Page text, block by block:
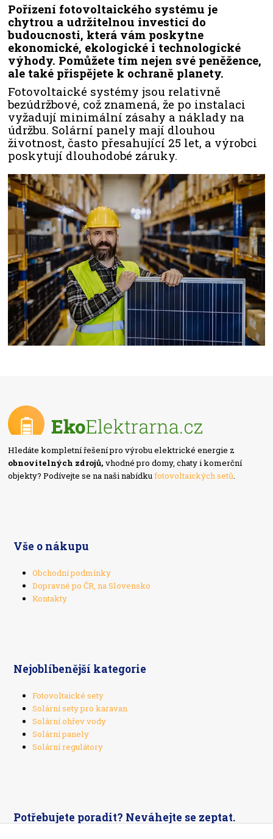
Pořízení fotovoltaického systému je
chytrou a udržitelnou investicí do
budoucnosti, která vám poskytne
ekonomické, ekologické i technologické
výhody. Pomůžete tím nejen své peněžence,
ale také přispějete k ochraně planety.
Fotovoltaické systémy jsou relativně
bezúdržbové, což znamená, že po instalaci
vyžadují minimální zásahy a náklady na
údržbu. Solární panely mají dlouhou
životnost, často přesahující 25 let, a výrobci
poskytují dlouhodobé záruky.
Hledáte kompletní řešení pro výrobu elektrické energie z
obnovitelných zdrojů, vhodné pro domy, chaty i komerční
objekty? Podívejte se na naši nabídkufotovoltaických setů.
Vše o nákupu
Obchodní podmínky
Dopravné po ČR, na Slovensko
Kontakty
Nejoblíbenější kategorie
Fotovoltaické sety
Solární sety pro karavan
Solární ohřev vody
Solární panely
Solární regulátory
Potřebujete poradit? Neváhejte se zeptat.